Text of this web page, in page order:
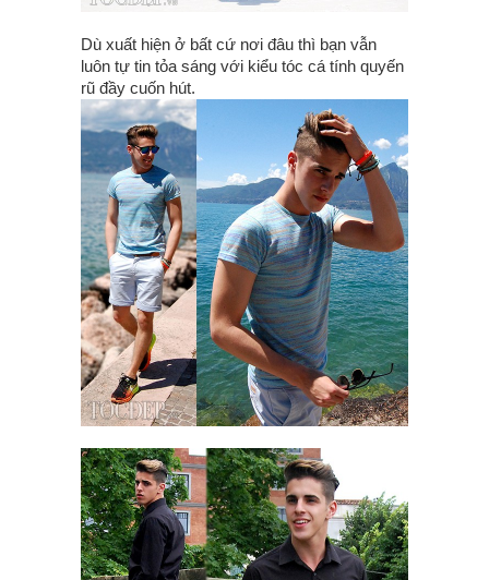
Dù xuất hiện ở bất cứ nơi đâu thì bạn vẫn
luôn tự tin tỏa sáng với kiểu tóc cá tính quyến
rũ đầy cuốn hút.